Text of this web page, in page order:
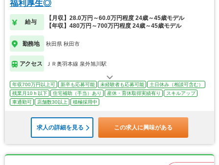
福利厚生◎
給与
【月収】28.0万円～60.0万円程度 24歳～45歳モデル
【年収】480万円～700万円程度 24歳～45歳モデル
勤務地 秋田県 秋田市
アクセス ＪＲ奥羽本線 泉外旭川駅
年収700万円以上可 新卒も応募可能 未経験者も応募可能
土日休み（相談可含む）
残業月10ｈ以下
住宅補助（手当）あり 産休・育休取得実績有り
スキルアップ
車通勤可
店舗数30以上 積極採用中
求人の詳細を見る この求人に興味がある